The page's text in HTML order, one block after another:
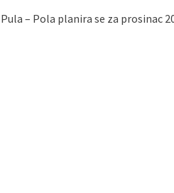
– Pola planira se za prosinac